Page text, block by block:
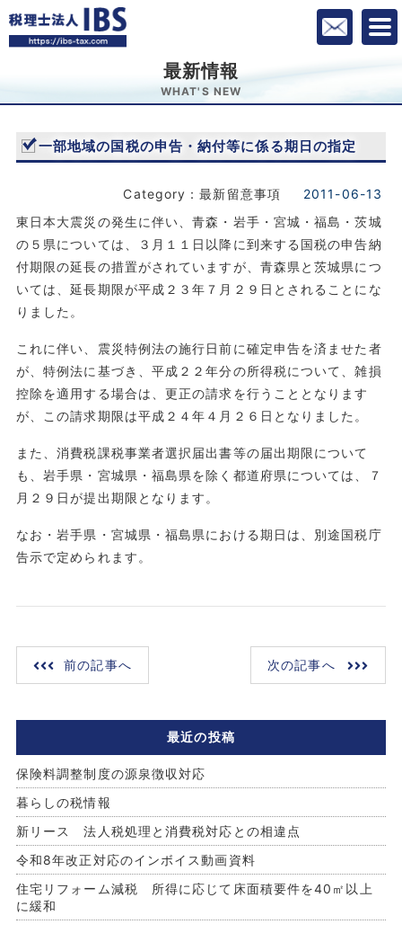
最新情報
WHAT'S NEW
一部地域の国税の申告・納付等に係る期日の指定
Category：最新留意事項
2011-06-13
東日本大震災の発生に伴い、青森・岩手・宮城・福島・茨城
の５県については、３月１１日以降に到来する国税の申告納
付期限の延長の措置がされていますが、青森県と茨城県につ
いては、延長期限が平成２３年７月２９日とされることにな
りました。
これに伴い、震災特例法の施行日前に確定申告を済ませた者
が、特例法に基づき、平成２２年分の所得税について、雑損
控除を適用する場合は、更正の請求を行うこととなります
が、この請求期限は平成２４年４月２６日となりました。
また、消費税課税事業者選択届出書等の届出期限について
も、岩手県・宮城県・福島県を除く都道府県については、７
月２９日が提出期限となります。
なお・岩手県・宮城県・福島県における期日は、別途国税庁
告示で定められます。
前の記事へ 次の記事へ
最近の投稿
保険料調整制度の源泉徴収対応
暮らしの税情報
新リース 法人税処理と消費税対応との相違点
令和8年改正対応のインボイス動画資料
住宅リフォーム減税 所得に応じて床面積要件を40㎡以上
に緩和